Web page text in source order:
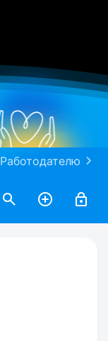
Работодателю